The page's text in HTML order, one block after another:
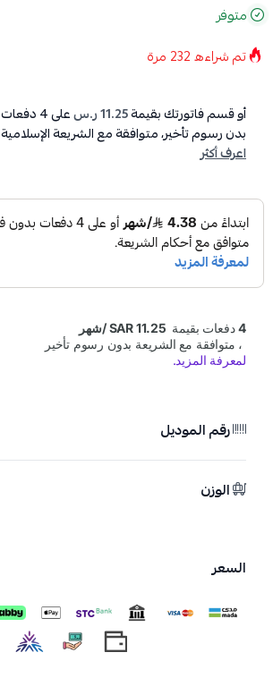
متوفر
تم شراءه232 مرة
أو قسم فاتورتك بقيمة11.25 ر.س على4دفعات
بدون رسوم تأخير، متوافقة مع الشريعة الإسلامية
اعرف أكثر
رقم الموديل
الوزن
السعر